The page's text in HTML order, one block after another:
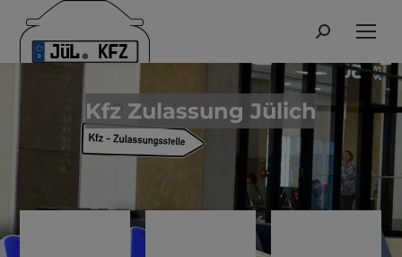
Search:
Kfz Zulassung Jülich